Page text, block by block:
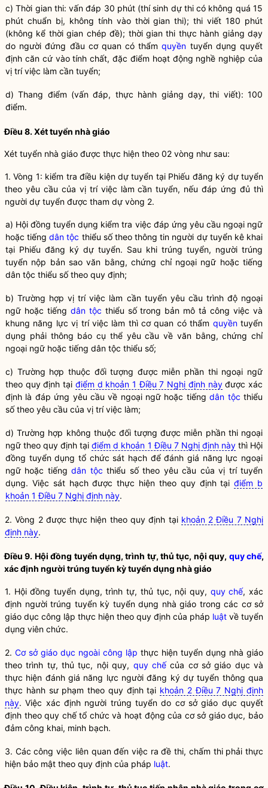
c) Thời gian thi: vấn đáp 30 phút (thí sinh dự thi có không quá 15
phút chuẩn bị, không tính vào thời gian thi); thi viết 180 phút
(không kể thời gian chép đề); thời gian thi thực hành giảng dạy
do người đứng đầu cơ quan có thẩmquyền tuyển dụng quyết
định căn cứ vào tính chất, đặc điểm hoạt động nghề nghiệp của
vị trí việc làm cần tuyển;
d) Thang điểm (vấn đáp, thực hành giảng dạy, thi viết): 100
điểm.
Điều 8. Xét tuyển nhà giáo
Xét tuyển nhà giáo được thực hiện theo 02 vòng như sau:
1. Vòng 1: kiểm tra điều kiện dự tuyển tại Phiếu đăng ký dự tuyển
theo yêu cầu của vị trí việc làm cần tuyển, nếu đáp ứng đủ thì
người dự tuyển được tham dự vòng 2.
a) Hội đồng tuyển dụng kiểm tra việc đáp ứng yêu cầu ngoại ngữ
hoặc tiếngdân tộc thiểu số theo thông tin người dự tuyển kê khai
tại Phiếu đăng ký dự tuyển. Sau khi trúng tuyển, người trúng
tuyển nộp bản sao văn bằng, chứng chỉ ngoại ngữ hoặc tiếng
dân tộc thiểu số theo quy định;
b) Trường hợp vị trí việc làm cần tuyển yêu cầu trình độ ngoại
ngữ hoặc tiếng dân tộc thiểu số trong bản mô tả công việc và
khung năng lực vị trí việc làm thì cơ quan có thẩm quyềntuyển
dụng phải thông báo cụ thể yêu cầu về văn bằng, chứng chỉ
ngoại ngữ hoặc tiếng dân tộc thiểu số;
c) Trường hợp thuộc đối tượng được miễn phần thi ngoại ngữ
theo quy định tại điểm d khoản 1 Điều 7 Nghị định nàyđược xác
định là đáp ứng yêu cầu về ngoại ngữ hoặc tiếngdân tộc thiểu
số theo yêu cầu của vị trí việc làm;
d) Trường hợp không thuộc đối tượng được miễn phần thi ngoại
ngữ theo quy định tạiđiểm d khoản 1 Điều 7 Nghị định nàythì Hội
đồng tuyển dụng tổ chức sát hạch để đánh giá năng lực ngoại
ngữ hoặc tiếngdân tộc thiểu số theo yêu cầu của vị trí tuyển
dụng. Việc sát hạch được thực hiện theo quy định tạiđiểm b
khoản 1 Điều 7 Nghị định này.
2. Vòng 2 được thực hiện theo quy định tại khoản 2 Điều 7 Nghị
định này.
Điều 9. Hội đồng tuyển dụng, trình tự, thủ tục, nội quy, quy chế,
xác định người trúng tuyển kỳ tuyển dụng nhà giáo
1. Hội đồng tuyển dụng, trình tự, thủ tục, nội quy, quy chế, xác
định người trúng tuyển kỳ tuyển dụng nhà giáo trong các cơ sở
giáo dục công lập thực hiện theo quy định của pháp luật về tuyển
dụng viên chức.
2. Cơ sở giáo dục ngoài công lập thực hiện tuyển dụng nhà giáo
theo trình tự, thủ tục, nội quy, quy chếcủa cơ sở giáo dục và
thực hiện đánh giá năng lực người đăng ký dự tuyển thông qua
thực hành sư phạm theo quy định tại khoản 2 Điều 7 Nghị định
này. Việc xác định người trúng tuyển do cơ sở giáo dục quyết
định theoquy chếtổ chức và hoạt động của cơ sở giáo dục, bảo
đảm công khai, minh bạch.
3. Các công việc liên quan đến việc ra đề thi, chấm thi phải thực
hiện bảo mật theo quy định của pháp luật.